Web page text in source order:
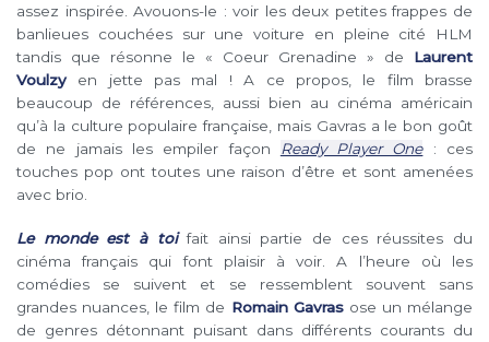
assez inspirée. Avouons-le : voir les deux petites frappes de
banlieues couchées sur une voiture en pleine cité HLM
tandis que résonne le « Coeur Grenadine » de Laurent
Voulzyen jette pas mal ! A ce propos, le film brasse
beaucoup de références, aussi bien au cinéma américain
qu’à la culture populaire française, mais Gavras a le bon goût
de ne jamais les empiler façon
Ready Player One: ces
touches pop ont toutes une raison d’être et sont amenées
avec brio.
Le monde est à toi fait ainsi partie de ces réussites du
cinéma français qui font plaisir à voir. A l’heure où les
comédies se suivent et se ressemblent souvent sans
grandes nuances, le film de Romain Gavrasose un mélange
de genres détonnant puisant dans différents courants du